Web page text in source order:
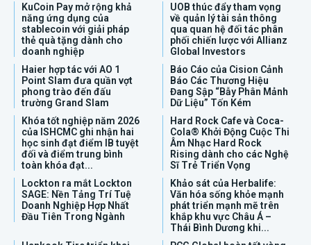
KuCoin Pay mở rộng khả
năng ứng dụng của
stablecoin với giải pháp
thẻ quà tặng dành cho
doanh nghiệp
UOB thúc đẩy tham vọng
về quản lý tài sản thông
qua quan hệ đối tác phân
phối chiến lược với Allianz
Global Investors
Haier hợp tác với AO 1
Point Slam đưa quần vợt
phong trào đến đấu
trường Grand Slam
Báo Cáo của Cision Cảnh
Báo Các Thương Hiệu
Đang Sập “Bẫy Phân Mảnh
Dữ Liệu” Tốn Kém
Khóa tốt nghiệp năm 2026
của ISHCMC ghi nhận hai
học sinh đạt điểm IB tuyệt
đối và điểm trung bình
toàn khóa đạt...
Hard Rock Cafe và Coca-
Cola® Khởi Động Cuộc Thi
Âm Nhạc Hard Rock
Rising dành cho các Nghệ
Sĩ Trẻ Triển Vọng
Lockton ra mắt Lockton
SAGE: Nền Tảng Trí Tuệ
Doanh Nghiệp Hợp Nhất
Đầu Tiên Trong Ngành
Khảo sát của Herbalife:
Văn hóa sống khỏe mạnh
phát triển mạnh mẽ trên
khắp khu vực Châu Á –
Thái Bình Dương khi...